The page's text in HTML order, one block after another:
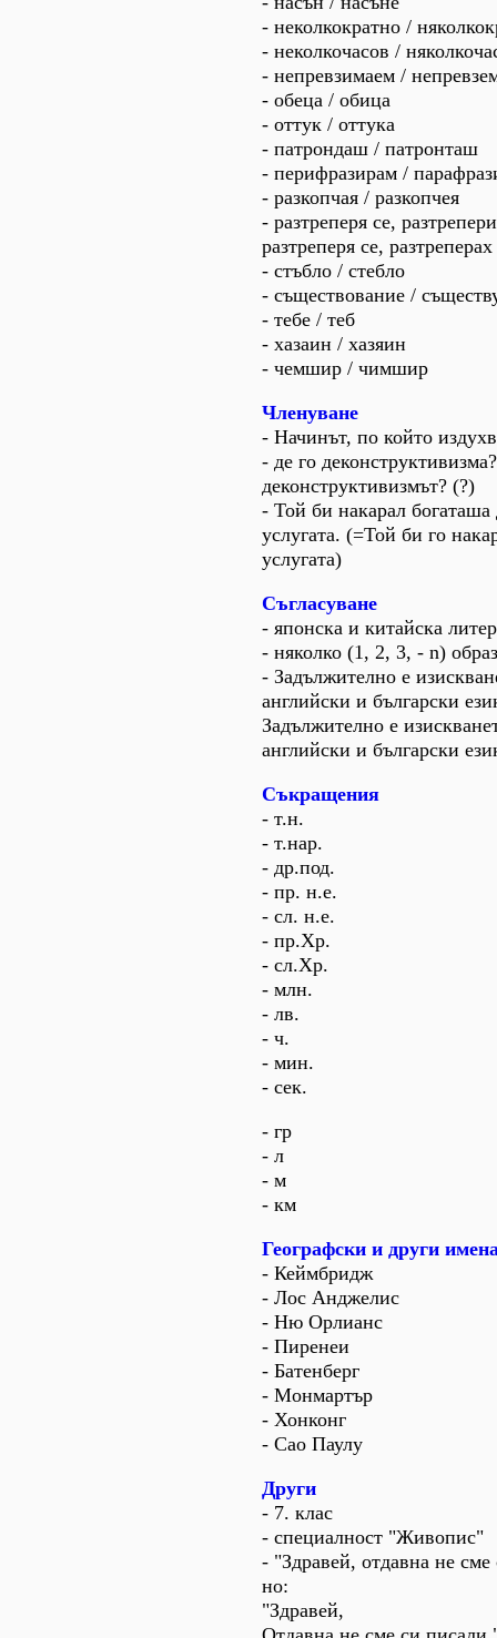
- неколкократно /
- неколкочасов /
- непревзимаем /
- обеца / обица
- оттук / оттука
- патрондаш / патронташ
- перифразирам /
- разкопчая / разкопчея
- разтреперя се,
разтреперя се,
- стъбло / стебло
- съществование /
- тебе / теб
- хазаин / хазяин
- чемшир / чимшир
Членуване
- Начинът, по който
- де го
деконструктивизмът? (?)
- Той би накарал богаташа
услугата. (=Той би го
услугата)
Съгласуване
- японска и китайска
- няколко (1, 2, 3, - n)
- Задължително е
английски и български
Задължително е
английски и български
Съкращения
- т.н.
- т.нар.
- др.под.
- пр. н.е.
- сл. н.е.
- пр.Хр.
- сл.Хр.
- млн.
- лв.
- ч.
- мин.
- сек.
- гр
- л
- м
- км
Географски и други
- Кеймбридж
- Лос Анджелис
- Ню Орлианс
- Пиренеи
- Батенберг
- Монмартър
- Хонконг
- Сао Паулу
Други
- 7. клас
- специалност "Живопис"
- "Здравей, отдавна не
но:
"Здравей,